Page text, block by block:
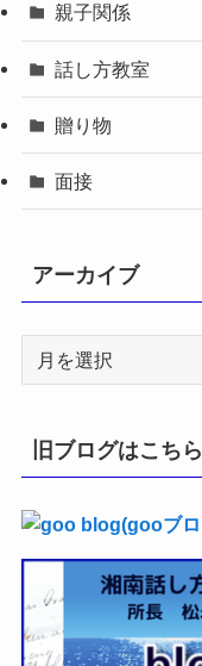
親子関係
話し方教室
贈り物
面接
アーカイブ
イ
ブ
旧ブログはこちら